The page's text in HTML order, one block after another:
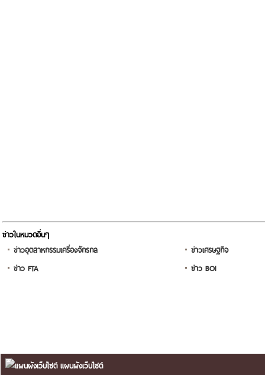
ข่าวในหมวดอื่นๆ
ข่าวอุตสาหกรรมเครื่องจักรกล
ข่าวเศรษฐกิจ
ข่าว FTA
ข่าว BOI
แผนผังเว็บไซต์